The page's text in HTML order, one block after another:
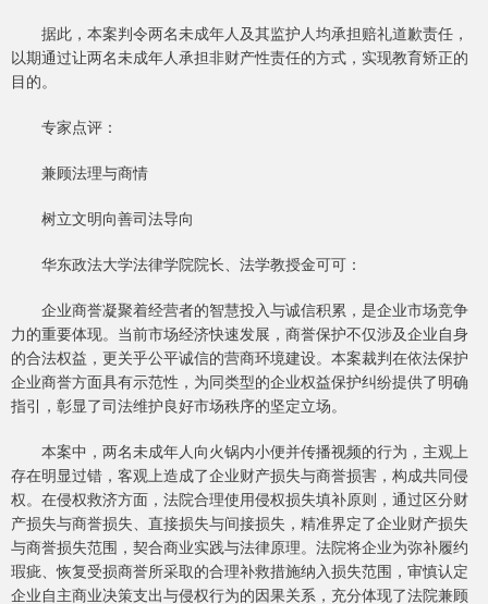
据此，本案判令两名未成年人及其监护人均承担赔礼道歉责任，
以期通过让两名未成年人承担非财产性责任的方式，实现教育矫正的
目的。
专家点评：
兼顾法理与商情
树立文明向善司法导向
华东政法大学法律学院院长、法学教授金可可：
企业商誉凝聚着经营者的智慧投入与诚信积累，是企业市场竞争
力的重要体现。当前市场经济快速发展，商誉保护不仅涉及企业自身
的合法权益，更关乎公平诚信的营商环境建设。本案裁判在依法保护
企业商誉方面具有示范性，为同类型的企业权益保护纠纷提供了明确
指引，彰显了司法维护良好市场秩序的坚定立场。
本案中，两名未成年人向火锅内小便并传播视频的行为，主观上
存在明显过错，客观上造成了企业财产损失与商誉损害，构成共同侵
权。在侵权救济方面，法院合理使用侵权损失填补原则，通过区分财
产损失与商誉损失、直接损失与间接损失，精准界定了企业财产损失
与商誉损失范围，契合商业实践与法律原理。法院将企业为弥补履约
瑕疵、恢复受损商誉所采取的合理补救措施纳入损失范围，审慎认定
企业自主商业决策支出与侵权行为的因果关系，充分体现了法院兼顾